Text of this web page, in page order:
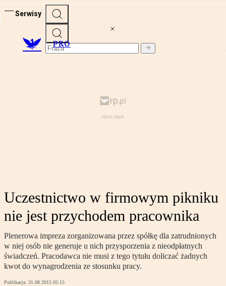
Serwisy
PRO
Uczestnictwo w firmowym pikniku
nie jest przychodem pracownika
Plenerowa impreza zorganizowana przez spółkę dla zatrudnionych
w niej osób nie generuje u nich przysporzenia z nieodpłatnych
świadczeń. Pracodawca nie musi z tego tytułu doliczać żadnych
kwot do wynagrodzenia ze stosunku pracy.
Publikacja: 31.08.2015 05:15